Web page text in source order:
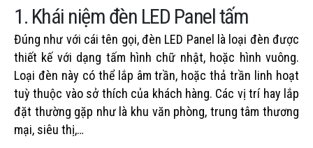
1. Khái niệm đèn LED Panel tấm
Đúng như với cái tên gọi, đèn LED Panel là loại đèn được
thiết kế với dạng tấm hình chữ nhật, hoặc hình vuông.
Loại đèn này có thể lắp âm trần, hoặc thả trần linh hoạt
tuỳ thuộc vào sở thích của khách hàng. Các vị trí hay lắp
đặt thường gặp như là khu văn phòng, trung tâm thương
mại, siêu thị,…